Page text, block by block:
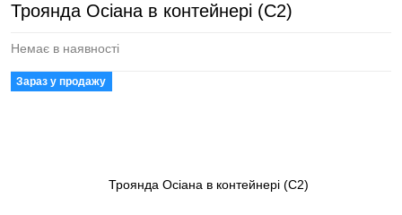
Троянда Осіана в контейнері (С2)
Немає в наявності
Зараз у продажу